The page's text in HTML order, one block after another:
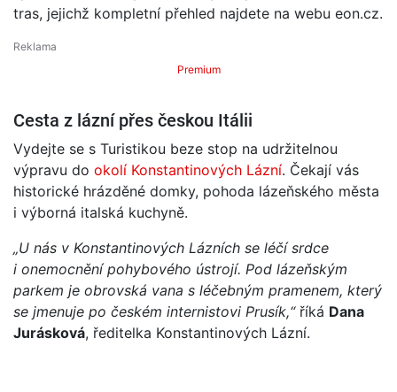
tras, jejichž kompletní přehled najdete na webu eon.cz.
Premium
Cesta z lázní přes českou Itálii
Vydejte se s Turistikou beze stop na udržitelnou
výpravu do okolí Konstantinových Lázní. Čekají vás
historické hrázděné domky, pohoda lázeňského města
i výborná italská kuchyně.
„U nás v Konstantinových Lázních se léčí srdce
i onemocnění pohybového ústrojí. Pod lázeňským
parkem je obrovská vana s léčebným pramenem, který
se jmenuje po českém internistovi Prusík,“říká Dana
Jurásková, ředitelka Konstantinových Lázní.